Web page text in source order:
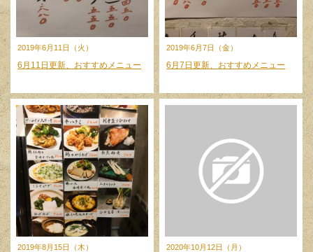
2019年6月11日（火）
6月11日更新、おすすめメニュー
2019年6月7日（金）
6月7日更新、おすすめメニュー
2019年8月15日（木） 2020年10月12日（月）